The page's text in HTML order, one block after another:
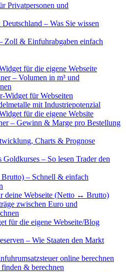
Privatpersonen und
– Was Sie wissen
Zoll & Einfuhrabgaben einfach
für die eigene Webseite
– Volumen in m³ und
Widget für Webseiten
mit Industriepotenzial
für die eigene Website
– Gewinn & Marge pro Bestellung
Charts & Prognose
Goldkurses – So lesen Trader den
– Schnell & einfach
deine Webseite (Netto ↔ Brutto)
zwischen Euro und
für die eigene Webseite/Blog
– Wie Staaten den Markt
online berechnen
& berechnen